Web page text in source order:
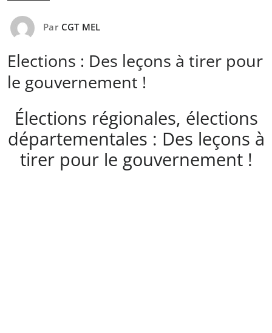
Par CGT MEL
Elections : Des leçons à tirer pour
le gouvernement !
Élections régionales, élections
départementales : Des leçons à
tirer pour le gouvernement !